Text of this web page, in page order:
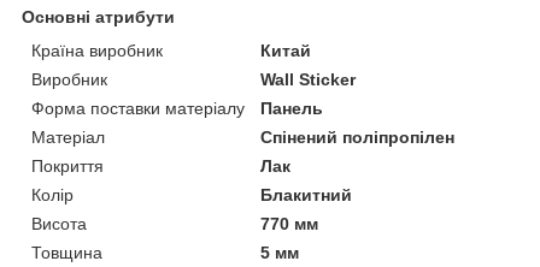
Основні атрибути
Країна виробник
Китай
Виробник
Wall Sticker
Форма поставки матеріалу
Панель
Матеріал
Спінений поліпропілен
Покриття
Лак
Колір
Блакитний
Висота
770 мм
Товщина
5 мм